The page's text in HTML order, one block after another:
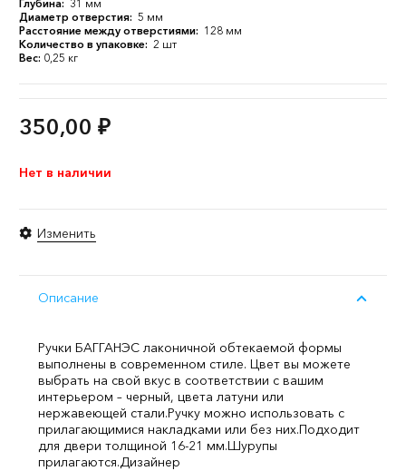
Глубина: 31 мм
Диаметр отверстия: 5 мм
Расстояние между отверстиями: 128 мм
Количество в упаковке: 2 шт
Вес: 0,25 кг
350,00 ₽
Нет в наличии
Изменить
Описание
Ручки БАГГАНЭС лаконичной обтекаемой формы
выполнены в современном стиле. Цвет вы можете
выбрать на свой вкус в соответствии с вашим
интерьером – черный, цвета латуни или
нержавеющей стали.Ручку можно использовать с
прилагающимися накладками или без них.Подходит
для двери толщиной 16-21 мм.Шурупы
прилагаются.Дизайнер